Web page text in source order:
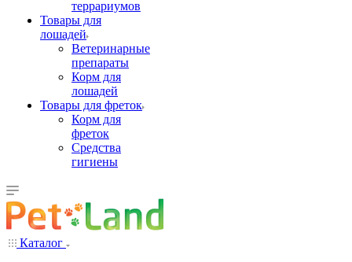
террариумов
Товары для
лошадей
Ветеринарные
препараты
Корм для
лошадей
Товары для фреток
Корм для
фреток
Средства
гигиены
Каталог